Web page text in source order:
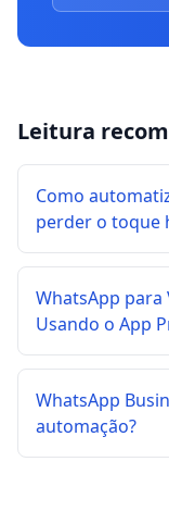
Leitura
Como
perder o toque
WhatsApp para
Usando o App
WhatsApp
automação?